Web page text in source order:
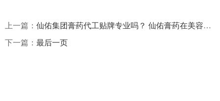
上一篇： 仙佑集团膏药代工贴牌专业吗？ 仙佑膏药在美容护肤中的应用
下一篇： 最后一页